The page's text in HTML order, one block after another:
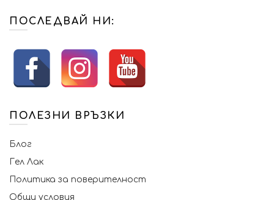
ПОСЛЕДВАЙ НИ:
ПОЛЕЗНИ ВРЪЗКИ
Блог
Гел Лак
Политика за поверителност
Общи условия